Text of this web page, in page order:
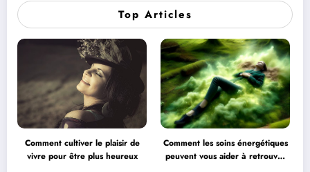
Top Articles
Comment cultiver le plaisir de
vivre pour être plus heureux
Comment les soins énergétiques
peuvent vous aider à retrouver